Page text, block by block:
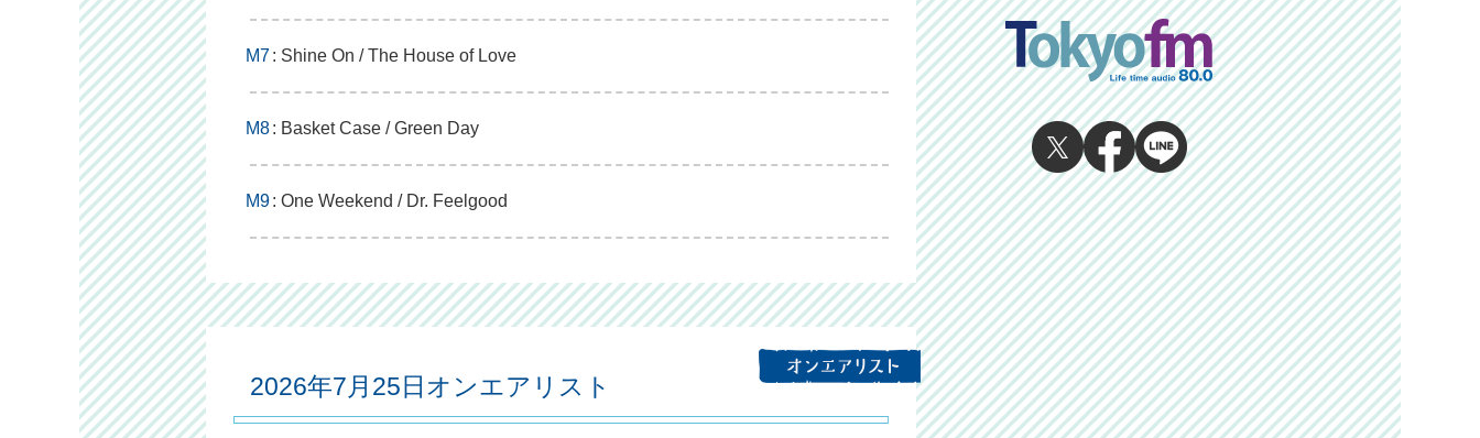
M7: Shine On / The House of Love
M8: Basket Case / Green Day
M9: One Weekend / Dr. Feelgood
2026年7月25日オンエアリスト